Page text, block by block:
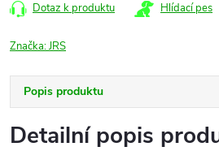
Dotaz k produktu Hlídací pes
Značka:JRS
Popis produktu
Detailní popis